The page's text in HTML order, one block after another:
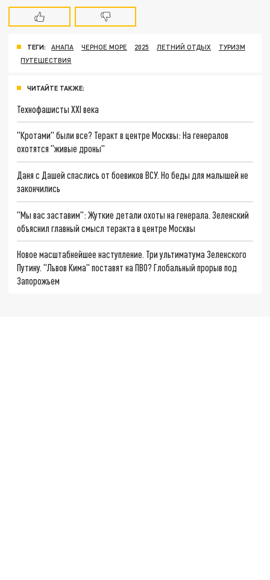
ТЕГИ: АНАПА ЧЕРНОЕ МОРЕ 2025 ЛЕТНИЙ ОТДЫХ
ТУРИЗМ
ПУТЕШЕСТВИЯ
ЧИТАЙТЕ ТАКЖЕ:
Технофашисты XXI века
"Кротами" были все? Теракт в центре Москвы: На генералов
охотятся "живые дроны"
Даня с Дашей спаслись от боевиков ВСУ. Но беды для малышей не
закончились
"Мы вас заставим": Жуткие детали охоты на генерала. Зеленский
объяснил главный смысл теракта в центре Москвы
Новое масштабнейшее наступление. Три ультиматума Зеленского
Путину. "Львов Кима" поставят на ПВО? Глобальный прорыв под
Запорожьем